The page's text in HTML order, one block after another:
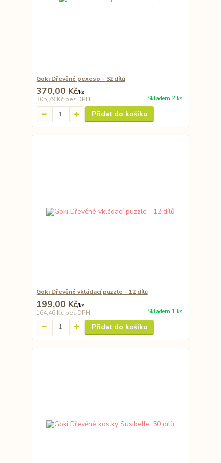
Goki Dřevěné pexeso - 32 dílů
370,00 Kč/ks
305,79 Kč bez DPH Skladem 2 ks
Přidat do košíku
Goki Dřevěné vkládací puzzle - 12 dílů
199,00 Kč/ks
164,46 Kč bez DPH Skladem 1 ks
Přidat do košíku